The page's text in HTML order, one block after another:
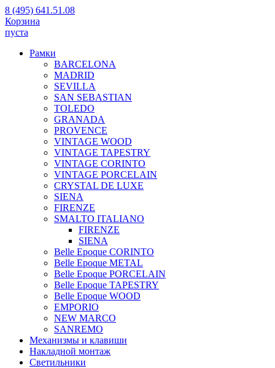
8 (495) 641.51.08
Корзина
пуста
Рамки
BARCELONA
MADRID
SEVILLA
SAN SEBASTIAN
TOLEDO
GRANADA
PROVENCE
VINTAGE WOOD
VINTAGE TAPESTRY
VINTAGE CORINTO
VINTAGE PORCELAIN
CRYSTAL DE LUXE
SIENA
FIRENZE
SMALTO ITALIANO
FIRENZE
SIENA
Belle Epoque CORINTO
Belle Epoque METAL
Belle Epoque PORCELAIN
Belle Epoque TAPESTRY
Belle Epoque WOOD
EMPORIO
NEW MARCO
SANREMO
Механизмы и клавиши
Накладной монтаж
Светильники